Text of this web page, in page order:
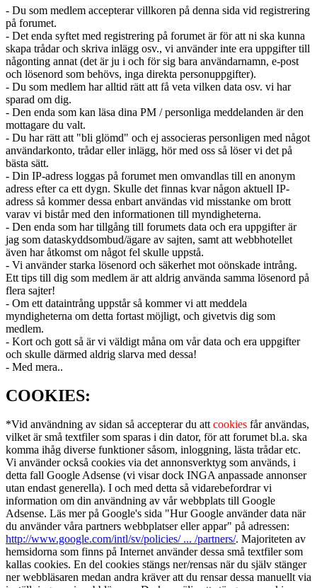
- Du som medlem accepterar villkoren på denna sida vid registrering
på forumet.
- Det enda syftet med registrering på forumet är för att ni ska kunna
skapa trådar och skriva inlägg osv., vi använder inte era uppgifter till
någonting annat (det är ju i och för sig bara användarnamn, e-post
och lösenord som behövs, inga direkta personuppgifter).
- Du som medlem har alltid rätt att få veta vilken data osv. vi har
sparad om dig.
- Den enda som kan läsa dina PM / personliga meddelanden är den
mottagare du valt.
- Du har rätt att "bli glömd" och ej associeras personligen med något
användarkonto, trådar eller inlägg, hör med oss så löser vi det på
bästa sätt.
- Din IP-adress loggas på forumet men omvandlas till en anonym
adress efter ca ett dygn. Skulle det finnas kvar någon aktuell IP-
adress så kommer dessa enbart användas vid misstanke om brott
varav vi bistår med den informationen till myndigheterna.
- Den enda som har tillgång till forumets data och era uppgifter är
jag som dataskyddsombud/ägare av sajten, samt att webbhotellet
även har åtkomst om något fel skulle uppstå.
- Vi använder starka lösenord och säkerhet mot oönskade intrång.
Ett tips till dig som medlem är att aldrig använda samma lösenord på
flera sajter!
- Om ett dataintrång uppstår så kommer vi att meddela
myndigheterna om detta fortast möjligt, och givetvis dig som
medlem.
- Kort och gott så är vi väldigt måna om vår data och era uppgifter
och skulle därmed aldrig slarva med dessa!
- Med mera..
COOKIES:
*Vid användning av sidan så accepterar du att cookies får användas,
vilket är små textfiler som sparas i din dator, för att forumet bl.a. ska
komma ihåg diverse funktioner såsom, inloggning, lästa trådar etc.
Vi använder också cookies via det annonsverktyg som används, i
detta fall Google Adsense (vi visar dock INGA anpassade annonser
utan endast generella). I och med detta så vidarebefordrar vi
information om din användning av vår webbplats till Google
Adsense. Läs mer på Google's sida "Hur Google använder data när
du använder våra partners webbplatser eller appar" på adressen:
http://www.google.com/intl/sv/policies/ ... /partners/. Majoriteten av
hemsidorna som finns på Internet använder dessa små textfiler som
kallas cookies. En del cookies stängs ner/rensas när du själv stänger
ner webbläsaren medan andra kräver att du rensar dessa manuellt via